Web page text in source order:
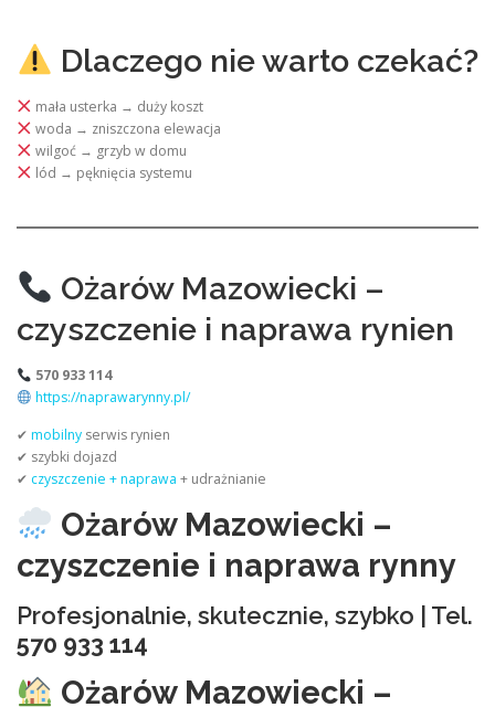
Dlaczego nie warto czekać?
mała usterka → duży koszt
woda → zniszczona elewacja
wilgoć → grzyb w domu
lód → pęknięcia systemu
Ożarów Mazowiecki –
czyszczenie i naprawa rynien
570 933 114
https://naprawarynny.pl/
✔ mobilny serwis rynien
✔ szybki dojazd
✔ czyszczenie + naprawa + udrażnianie
Ożarów Mazowiecki –
czyszczenie i naprawa rynny
Profesjonalnie, skutecznie, szybko | Tel.
570 933 114
Ożarów Mazowiecki –